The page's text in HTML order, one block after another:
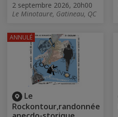
2 septembre 2026, 20h00
Le Minotaure, Gatineau, QC
Le
Rockontour,randonnée
ANNULÉ